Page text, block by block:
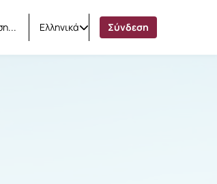
Ελληνικά Σύνδεση